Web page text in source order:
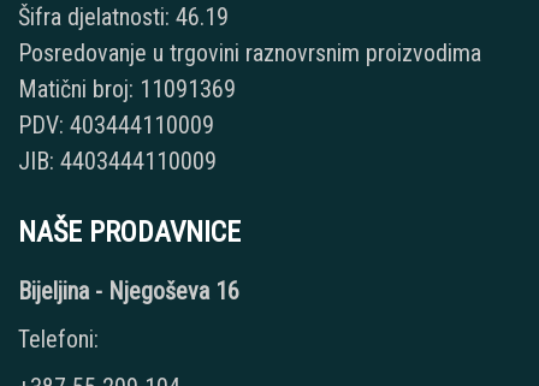
Šifra djelatnosti: 46.19
Posredovanje u trgovini raznovrsnim proizvodima
Matični broj: 11091369
PDV: 403444110009
JIB: 4403444110009
NAŠE PRODAVNICE
Bijeljina - Njegoševa 16
Telefoni: